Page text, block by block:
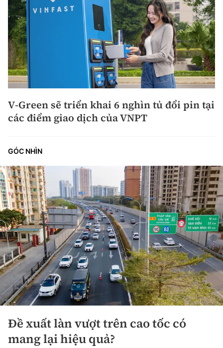
V-Green sẽ triển khai 6 nghìn tủ đổi pin tại
các điểm giao dịch của VNPT
GÓC NHÌN
Đề xuất làn vượt trên cao tốc có
mang lại hiệu quả?